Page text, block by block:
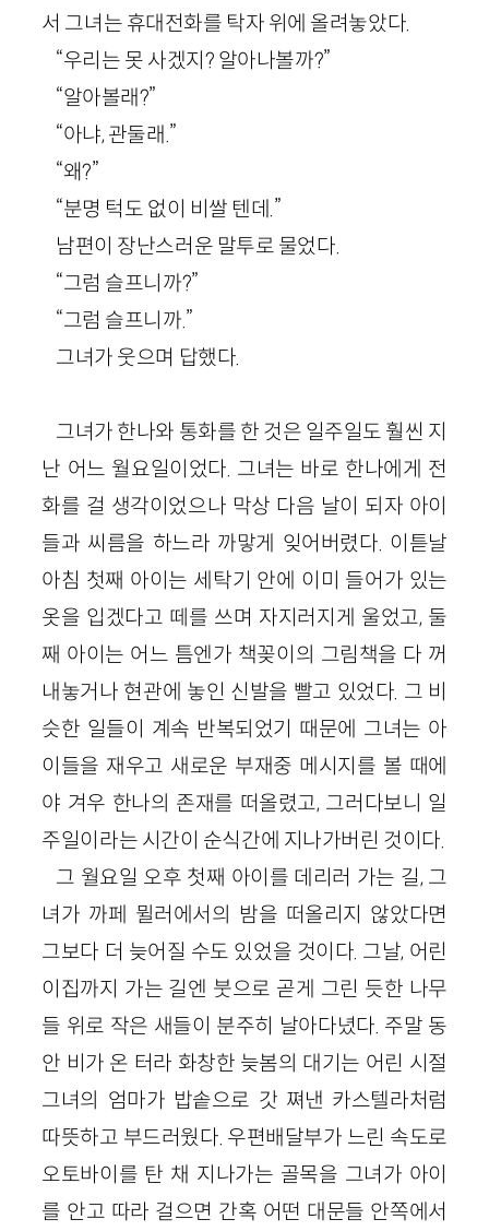
서 그녀는 휴대전화를 탁자 위에 올려놓았다.
“우리는 못 사겠지? 알아나볼까?”
“알아볼래?”
“아냐, 관둘래.”
“왜?”
“분명 턱도 없이 비쌀 텐데.”
남편이 장난스러운 말투로 물었다.
“그럼 슬프니까?”
“그럼 슬프니까.”
그녀가 웃으며 답했다.
그녀가 한나와 통화를 한 것은 일주일도 훨씬 지
난 어느 월요일이었다. 그녀는 바로 한나에게 전
화를 걸 생각이었으나 막상 다음 날이 되자 아이
들과 씨름을 하느라 까맣게 잊어버렸다. 이튿날
아침 첫째 아이는 세탁기 안에 이미 들어가 있는
옷을 입겠다고 떼를 쓰며 자지러지게 울었고, 둘
째 아이는 어느 틈엔가 책꽂이의 그림책을 다 꺼
내놓거나 현관에 놓인 신발을 빨고 있었다. 그 비
슷한 일들이 계속 반복되었기 때문에 그녀는 아
이들을 재우고 새로운 부재중 메시지를 볼 때에
야 겨우 한나의 존재를 떠올렸고, 그러다보니 일
주일이라는 시간이 순식간에 지나가버린 것이다.
그 월요일 오후 첫째 아이를 데리러 가는 길, 그
녀가 까페 뮐러에서의 밤을 떠올리지 않았다면
그보다 더 늦어질 수도 있었을 것이다. 그날, 어린
이집까지 가는 길엔 붓으로 곧게 그린 듯한 나무
들 위로 작은 새들이 분주히 날아다녔다. 주말 동
안 비가 온 터라 화창한 늦봄의 대기는 어린 시절
그녀의 엄마가 밥솥으로 갓 쪄낸 카스텔라처럼
따뜻하고 부드러웠다. 우편배달부가 느린 속도로
오토바이를 탄 채 지나가는 골목을 그녀가 아이
를 안고 따라 걸으면 간혹 어떤 대문들 안쪽에서